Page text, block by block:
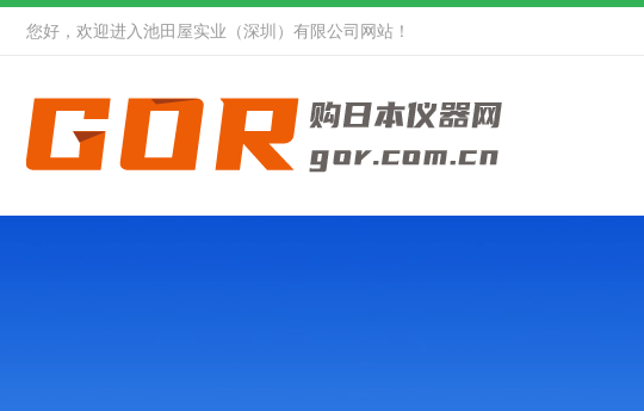
您好，欢迎进入池田屋实业（深圳）有限公司网站！